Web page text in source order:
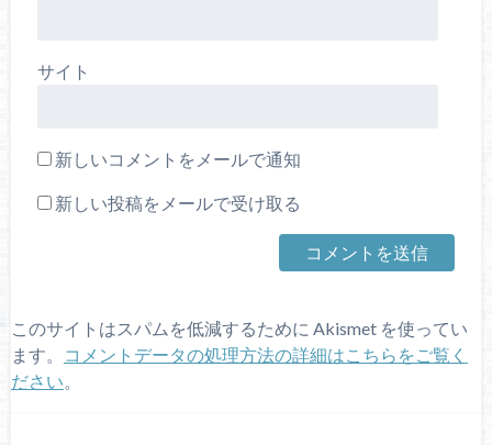
サイト
新しいコメントをメールで通知
新しい投稿をメールで受け取る
このサイトはスパムを低減するために Akismet を使ってい
ます。
コメントデータの処理方法の詳細はこちらをご覧く
ださい